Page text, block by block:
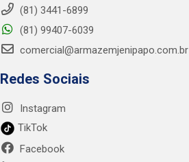
(81) 3441-6899
(81) 99407-6039
comercial@armazemjenipapo.com.br
Redes Sociais
Instagram
TikTok
Facebook